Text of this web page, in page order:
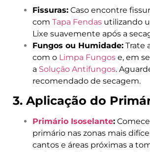
Fissuras: Caso encontre
com Tapa Fendas utilizando
Lixe suavemente após a
Fungos ou Humidade: Trate
com o Limpa Fungos e, em
a Solução Antifungos.
recomendado de secagem.
3. Aplicação do
Primário Isoselante:
primário nas zonas mais
cantos e áreas próximas a